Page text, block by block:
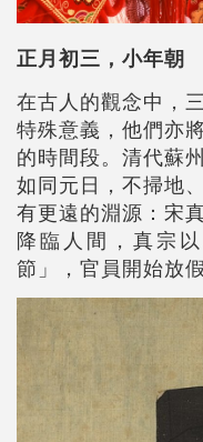
正月初三，小年朝
在古人的觀念中，
特殊意義，他們亦
的時間段。清代蘇
如同元日，不掃地
有更遠的淵源：宋
降臨人間，真宗
節」，官員開始放